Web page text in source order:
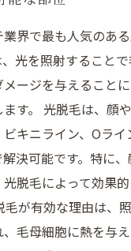
界で最も人気のあ
光を照射すること
ージを与えること
す。 光脱毛は、顔
キニライン、Oライ
決可能です。特に
脱毛によって効果
毛が有効な理由は、
毛母細胞に熱を与